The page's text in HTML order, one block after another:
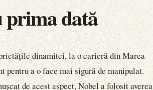
prima dată
dinamitei, la o carieră din Marea
pentru a o face mai sigură de manipulat.
de acest aspect, Nobel a folosit averea